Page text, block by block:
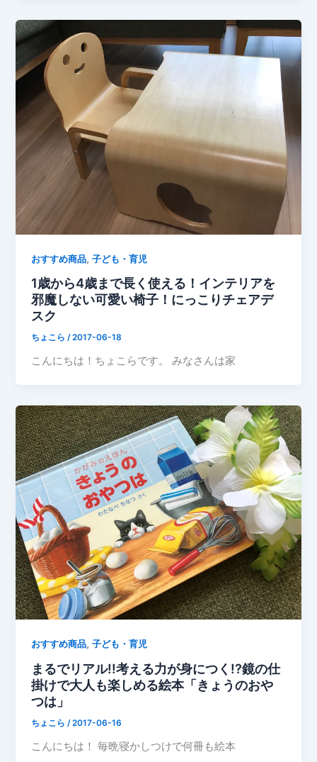
おすすめ商品,子ども・育児
1歳から4歳まで長く使える！インテリアを
邪魔しない可愛い椅子！にっこりチェアデ
スク
ちょこら/2017-06-18
こんにちは！ちょこらです。 みなさんは家
おすすめ商品,子ども・育児
まるでリアル!!考える力が身につく!?鏡の仕
掛けで大人も楽しめる絵本「きょうのおや
つは」
ちょこら/2017-06-16
こんにちは！ 毎晩寝かしつけで何冊も絵本